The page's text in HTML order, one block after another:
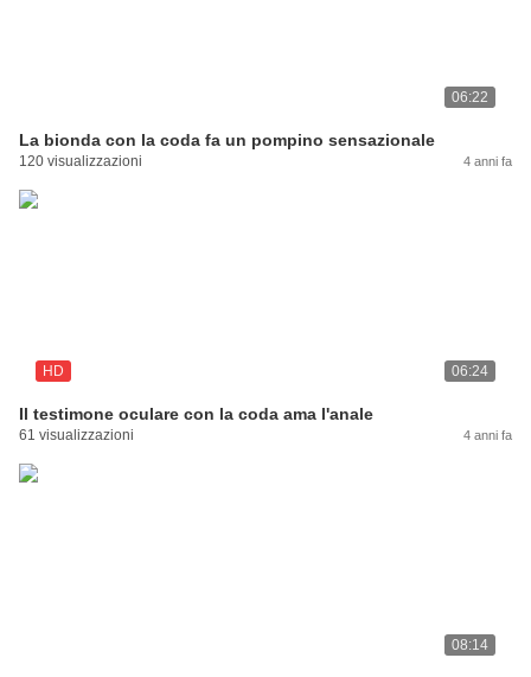
06:22
La bionda con la coda fa un pompino sensazionale
120 visualizzazioni 4 anni fa
HD 06:24
Il testimone oculare con la coda ama l'anale
61 visualizzazioni 4 anni fa
08:14